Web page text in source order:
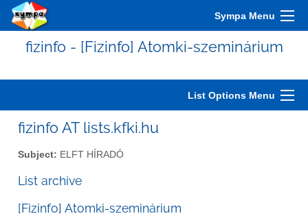
Sympa Menu
fizinfo - [Fizinfo] Atomki-szeminárium
List Options Menu
fizinfo AT lists.kfki.hu
Subject: ELFT HÍRADÓ
List archive
[Fizinfo] Atomki-szeminárium